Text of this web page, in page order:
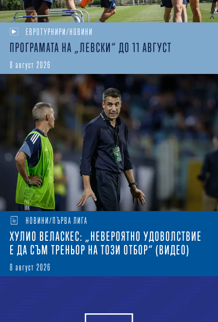
ЕВРОТУРНИРИ/НОВИНИ
ПРОГРАМАТА НА „ЛЕВСКИ“ ДО 11 АВГУСТ
8 август 2026
НОВИНИ/ПЪРВА ЛИГА
ХУЛИО ВЕЛАСКЕС: „НЕВЕРОЯТНО УДОВОЛСТВИЕ
Е ДА СЪМ ТРЕНЬОР НА ТОЗИ ОТБОР“ (ВИДЕО)
8 август 2026